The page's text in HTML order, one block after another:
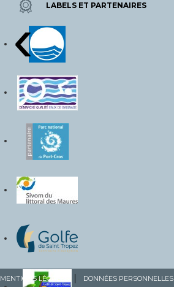
LABELS ET PARTENAIRES
‹
MENTIONS LÉGALES DONNÉES PERSONNELLES